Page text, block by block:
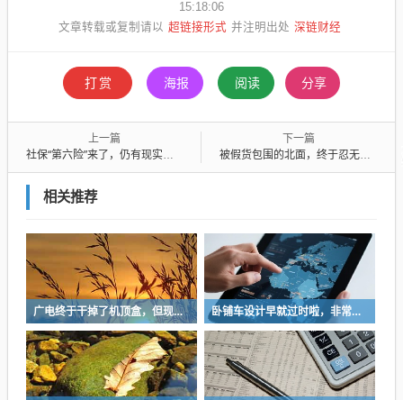
15:18:06
文章转载或复制请以 超链接形式 并注明出处 深链财经
打赏 海报 阅读 分享
上一篇
社保“第六险”来了，仍有现实难题待解
下一篇
被假货包围的北面，终于忍无可忍
相关推荐
广电终于干掉了机顶盒，但现在没多少人看电视了… 卧铺车设计早就过时啦，非常不具备人性化